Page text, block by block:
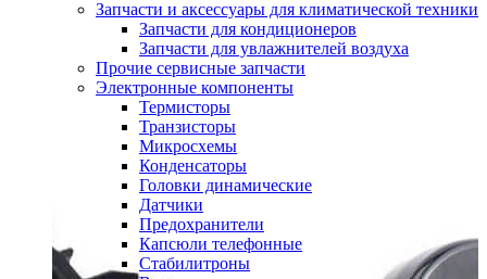
Запчасти и аксессуары для климатической техники
Запчасти для кондиционеров
Запчасти для увлажнителей воздуха
Прочие сервисные запчасти
Электронные компоненты
Термисторы
Транзисторы
Микросхемы
Конденсаторы
Головки динамические
Датчики
Предохранители
Капсюли телефонные
Стабилитроны